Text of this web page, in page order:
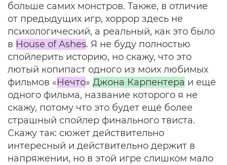
больше самих монстров. Также, в отличие
от предыдущих игр, хоррор здесь не
психологический, а реальный, как это было
в House of Ashes. Я не буду полностью
спойлерить историю, но скажу, что это
лютый копипаст одного из моих любимых
фильмов «Нечто» Джона Карпентера и ещё
одного фильма, название которого я не
скажу, потому что это будет ещё более
страшный спойлер финального твиста.
Скажу так: сюжет действительно
интересный и действительно держит в
напряжении, но в этой игре слишком мало